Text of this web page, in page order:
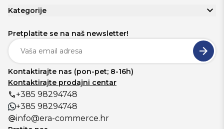
Kategorije
Pretplatite se na naš newsletter!
Kontaktirajte nas (pon-pet; 8-16h)
Kontaktirajte prodajni centar
+385 98294748
+385 98294748
info@era-commerce.hr